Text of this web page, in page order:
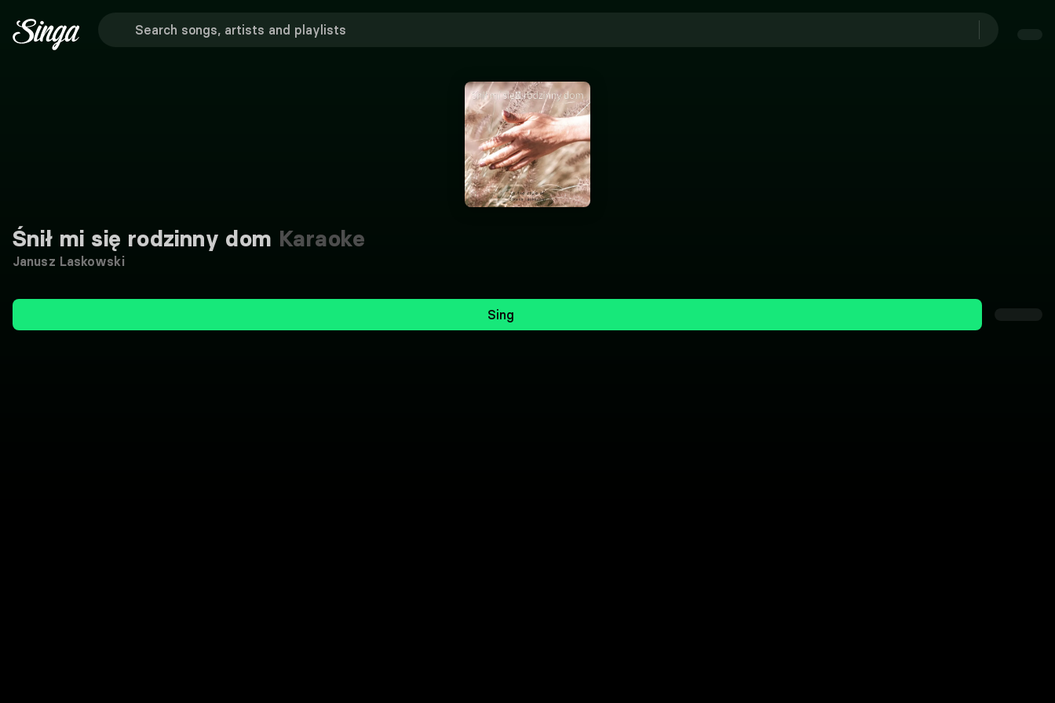
Śnił mi się rodzinny dom Karaoke
Janusz Laskowski
Sing